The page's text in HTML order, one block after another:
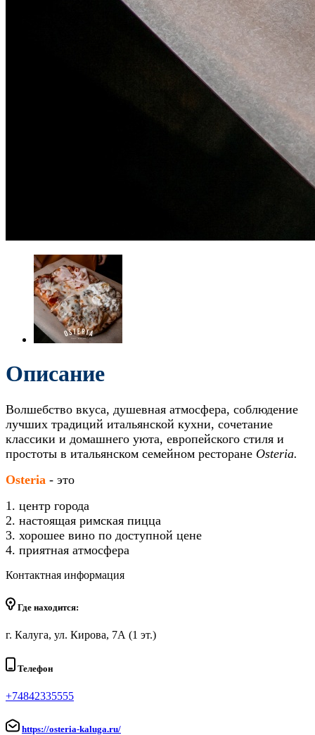
Описание
Волшебство вкуса, душевная атмосфера, соблюдение
лучших традиций итальянской кухни, сочетание
классики и домашнего уюта, европейского стиля и
простоты в итальянском семейном ресторане Osteria.
Оsteria - это
1. центр города
2. настоящая римская пицца
3. хорошее вино по доступной цене
4. приятная атмосфера
Контактная информация
Где находится:
г. Калуга, ул. Кирова, 7А (1 эт.)
Телефон
+74842335555
https://osteria-kaluga.ru/